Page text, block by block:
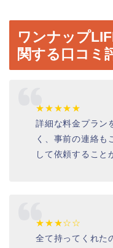
ワンナップ
関する口コミ
★★★★★
詳細な料金プラン
く、事前の連絡も
して依頼すること
★★★☆☆
全て持ってくれた